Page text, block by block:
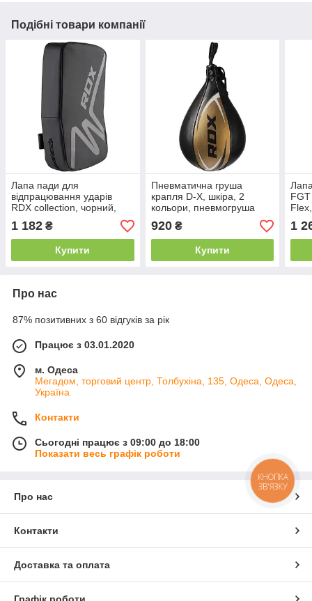
Подібні товари компанії
Лапа пади для
відпрацювання ударів
RDX collection, чорний,
1 182 ₴
Купити
Пневматична груша
крапля D-X, шкіра, 2
кольори, пневмогруша
920₴
Купити
1
Про нас
87% позитивних з 60 відгуків за рік
Працює з 03.01.2020
м. Одеса
Мегадом, торговий центр, Толбухіна, 135, Одеса, Одеса,
Україна
Контакти
Сьогодні працює з 09:00 до 18:00
Показати весь графік роботи
Про нас
Контакти
Доставка та оплата
КНОПКА
ЗВ'ЯЗКУ